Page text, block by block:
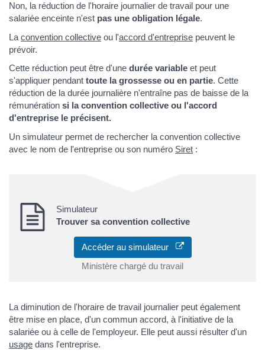
Non, la réduction de l'horaire journalier de travail pour une
salariée enceinte n'est pas une obligation légale.
La convention collective ou l'accord d'entreprise peuvent le
prévoir.
Cette réduction peut être d'une durée variable et peut
s'appliquer pendant toute la grossesse ou en partie. Cette
réduction de la durée journalière n'entraîne pas de baisse de la
rémunération si la convention collective ou l'accord
d'entreprise le précisent.
Un simulateur permet de rechercher la convention collective
avec le nom de l'entreprise ou son numéro Siret :
Simulateur
Trouver sa convention collective
Accéder au simulateur
Ministère chargé du travail
La diminution de l'horaire de travail journalier peut également
être mise en place, d'un commun accord, à l'initiative de la
salariée ou à celle de l'employeur. Elle peut aussi résulter d'un
usage dans l'entreprise.